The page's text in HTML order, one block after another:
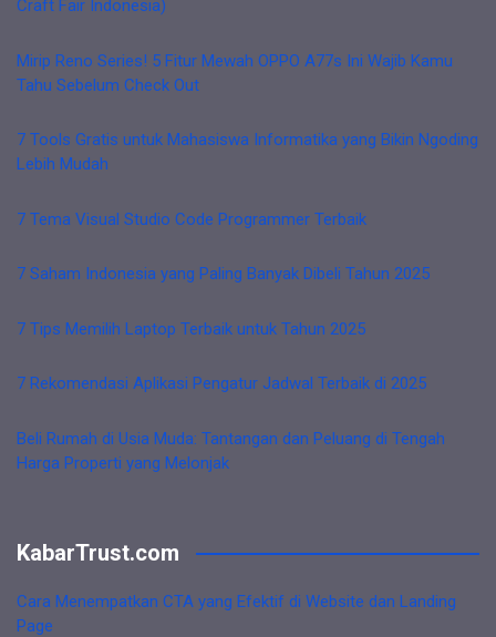
Craft Fair Indonesia)
Mirip Reno Series! 5 Fitur Mewah OPPO A77s Ini Wajib Kamu
Tahu Sebelum Check Out
7 Tools Gratis untuk Mahasiswa Informatika yang Bikin Ngoding
Lebih Mudah
7 Tema Visual Studio Code Programmer Terbaik
7 Saham Indonesia yang Paling Banyak Dibeli Tahun 2025
7 Tips Memilih Laptop Terbaik untuk Tahun 2025
7 Rekomendasi Aplikasi Pengatur Jadwal Terbaik di 2025
Beli Rumah di Usia Muda: Tantangan dan Peluang di Tengah
Harga Properti yang Melonjak
KabarTrust.com
Cara Menempatkan CTA yang Efektif di Website dan Landing
Page